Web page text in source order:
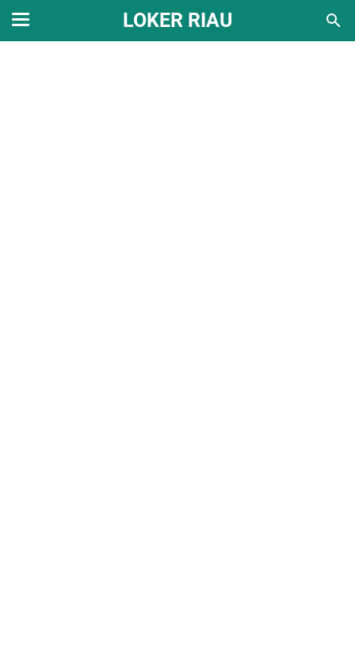
LOKER RIAU